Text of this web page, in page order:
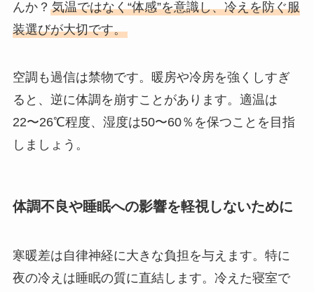
んか？ 気温ではなく“体感”を意識し、冷えを防ぐ服
装選びが大切です。
空調も過信は禁物です。暖房や冷房を強くしすぎ
ると、逆に体調を崩すことがあります。適温は
22〜26℃程度、湿度は50〜60％を保つことを目指
しましょう。
体調不良や睡眠への影響を軽視しないために
寒暖差は自律神経に大きな負担を与えます。特に
夜の冷えは睡眠の質に直結します。冷えた寝室で